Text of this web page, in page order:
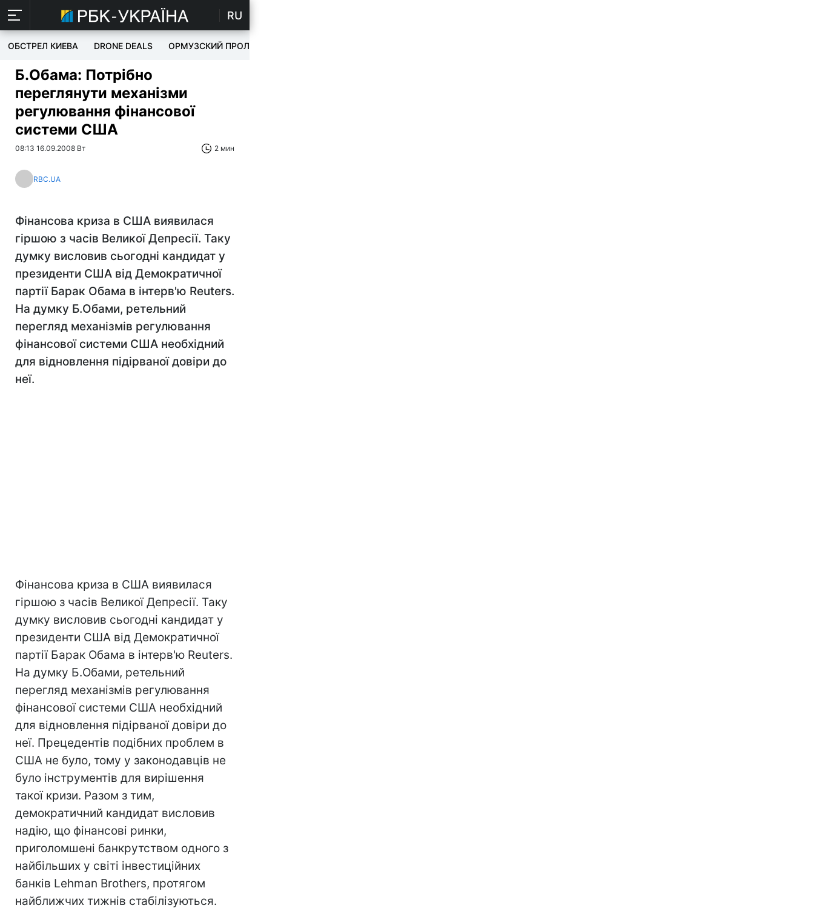
RU
ОБСТРЕЛ КИЕВА DRONE DEALS ОРМУЗСКИЙ ПРОЛИВ
Б.Обама: Потрібно
переглянути механізми
регулювання фінансової
системи США
08:13 16.09.2008 Вт 2 мин
RBC.UA
Фінансова криза в США виявилася
гіршою з часів Великої Депресії. Таку
думку висловив сьогодні кандидат у
президенти США від Демократичної
партії Барак Обама в інтерв'ю Reuters.
На думку Б.Обами, ретельний
перегляд механізмів регулювання
фінансової системи США необхідний
для відновлення підірваної довіри до
неї.
Фінансова криза в США виявилася
гіршою з часів Великої Депресії. Таку
думку висловив сьогодні кандидат у
президенти США від Демократичної
партії Барак Обама в інтерв'ю Reuters.
На думку Б.Обами, ретельний
перегляд механізмів регулювання
фінансової системи США необхідний
для відновлення підірваної довіри до
неї. Прецедентів подібних проблем в
США не було, тому у законодавців не
було інструментів для вирішення
такої кризи. Разом з тим,
демократичний кандидат висловив
надію, що фінансові ринки,
приголомшені банкрутством одного з
найбільших у світі інвестиційних
банків Lehman Brothers, протягом
найближчих тижнів стабілізуються.